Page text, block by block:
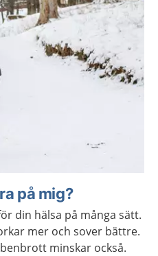
på mig?
din hälsa på många sätt.
mer och sover bättre.
minskar också.